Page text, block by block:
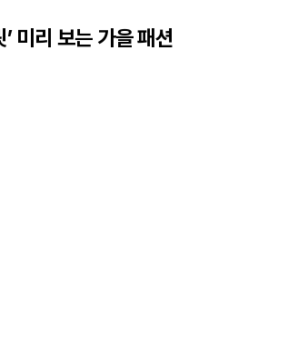
’ 미리 보는 가을 패션